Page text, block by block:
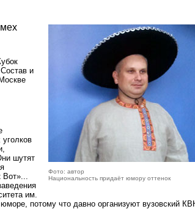
Фото: автор
Национальность придаёт юмору оттенок
и
шутят
Вот»...
им.
потому что давно организуют вузовский